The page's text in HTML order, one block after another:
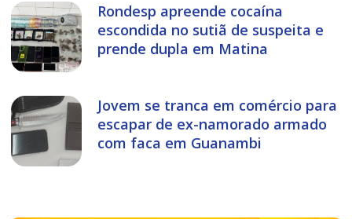
Rondesp apreende cocaína
escondida no sutiã de suspeita e
prende dupla em Matina
Jovem se tranca em comércio para
escapar de ex-namorado armado
com faca em Guanambi